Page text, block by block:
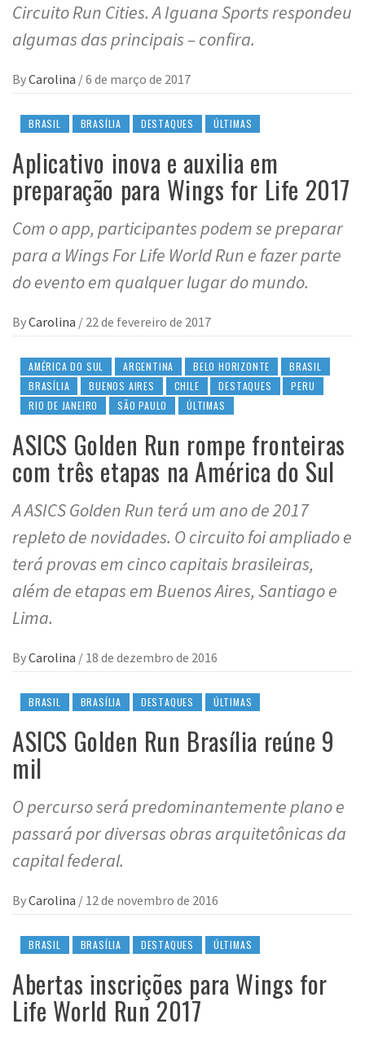
Circuito Run Cities. A Iguana Sports respondeu
algumas das principais – confira.
ByCarolina /6 de março de 2017
BRASIL BRASÍLIA DESTAQUES ÚLTIMAS
Aplicativo inova e auxilia em
preparação para Wings for Life 2017
Com o app, participantes podem se preparar
para a Wings For Life World Run e fazer parte
do evento em qualquer lugar do mundo.
ByCarolina / 22 de fevereiro de 2017
AMÉRICA DO SUL ARGENTINA BELO HORIZONTE
BRASIL
BRASÍLIA
BUENOS AIRES CHILE DESTAQUES
PERU
RIO DE JANEIRO
SÃO PAULO ÚLTIMAS
ASICS Golden Run rompe fronteiras
com três etapas na América do Sul
A ASICS Golden Run terá um ano de 2017
repleto de novidades. O circuito foi ampliado e
terá provas em cinco capitais brasileiras,
além de etapas em Buenos Aires, Santiago e
Lima.
ByCarolina / 18 de dezembro de 2016
BRASIL BRASÍLIA DESTAQUES ÚLTIMAS
ASICS Golden Run Brasília reúne 9
mil
O percurso será predominantemente plano e
passará por diversas obras arquitetônicas da
capital federal.
ByCarolina / 12 de novembro de 2016
BRASIL BRASÍLIA DESTAQUES ÚLTIMAS
Abertas inscrições para Wings for
Life World Run 2017